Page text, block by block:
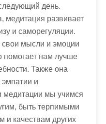
день.
медитация развивает
и саморегуляции.
свои мысли и эмоции
помогает нам лучше
Также она
эмпатии и
медитации мы учимся
быть терпимыми
и качествам других